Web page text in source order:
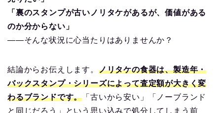
「裏のスタンプが古いノリタケがあるが、価値がある
のか分からない」
——そんな状況に心当たりはありませんか？
結論からお伝えします。 ノリタケの食器は、製造年・
バックスタンプ・シリーズによって査定額が大きく変
わるブランドです。 「古いから安い」「ノーブランド
と同じだろう」という思い込みで処分してしまう前